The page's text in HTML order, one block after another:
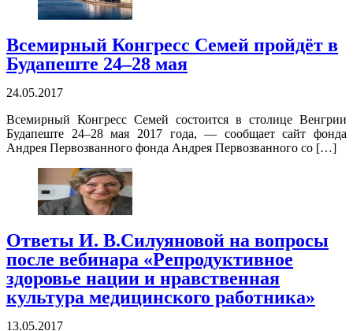
Всемирный Конгресс Семей пройдёт в
Будапеште 24–28 мая
24.05.2017
Всемирный Конгресс Семей состоится в столице Венгрии
Будапеште 24–28 мая 2017 года, — сообщает сайт фонда
Андрея Первозванного фонда Андрея Первозванного со […]
Ответы И. В.Силуяновой на вопросы
после вебинара «Репродуктивное
здоровье нации и нравственная
культура медицинского работника»
13.05.2017